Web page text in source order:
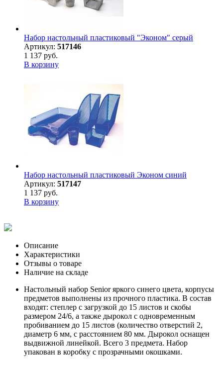
Набор настольный пластиковый "Эконом" серый
Артикул: 517146
1 137 руб.
В корзину
Набор настольный пластиковый Эконом синий
Артикул: 517147
1 137 руб.
В корзину
Описание
Характеристики
Отзывы о товаре
Наличие на складе
Настольный набор Senior яркого синего цвета, корпусы
предметов выполнены из прочного пластика. В состав
входят: степлер с загрузкой до 15 листов и скобы
размером 24/6, а также дырокол с одновременным
пробиванием до 15 листов (количество отверстий 2,
диаметр 6 мм, с расстоянием 80 мм. Дырокол оснащен
выдвижной линейкой. Всего 3 предмета. Набор
упакован в коробку с прозрачными окошками.